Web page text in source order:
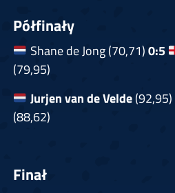
Półfinały
Shane de Jong (70,71)0:5
(79,95)
Jurjen van de Velde(92,95)
(88,62)
Finał